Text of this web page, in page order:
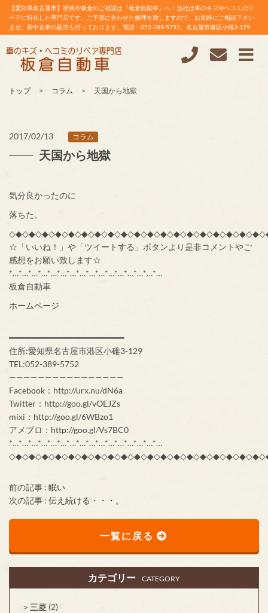
【愛知県名古屋市】塗装や板金のご相談は『板倉自動車』へ！当社は車のキズやヘコミのリ
ペアに特化した専門店です。ご予算に合わせた修理を致しますので、お気軽にご相談下さい
ませ。新中古車の販売も行っております。電話：052-389-5752。名古屋市港区小碓3-129
トップ コラム 天国から地獄
2017/02/13 コラム
天国から地獄
気分良かったのに
落ちた。
☆「いいね！」や「ツイートする」ボタンより是非コメントやご
感想をお願い致します☆
*…*…*…*…*…*…*…*…*…*…*…*…*…*…*…*…
板倉自動車
ホームページ
━━━━━━━━━━━━━━━━━━━━━━━━
住所:愛知県名古屋市港区小碓3-129
TEL:052-389-5752
————————————————
Facebook：http://urx.nu/dN6a
Twitter：http://goo.gl/vOEJZs
mixi：http://goo.gl/6WBzo1
アメブロ：http://goo.gl/Vs7BC0
*…*…*…*…*…*…*…*…*…*…*…*…*…*…*…*…
前の記事 : 眠い
次の記事 : 伝え続ける・・・。
一覧に戻る
カテゴリー CATEGORY
三菱 (2)